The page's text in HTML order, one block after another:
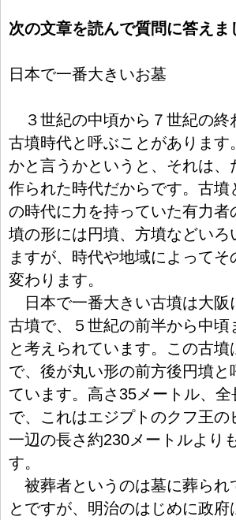
次の文章を読んで質問に答えま
日 本で一番大きいお墓
３世紀の中頃から ７ 世紀の終
古墳時代と 呼ぶことがあります
かと言うかというと、それは、
作られた時代だからです。 古墳
の時代に力 を持っていた有力者
墳の形には 円墳、 方墳などいろ
ますが、 時代や地域によってそ
変わります。
日 本で一番大きい古墳は大阪
古墳で、 ５ 世紀の前半から中頃
と考えられています。この古墳
で、 後が丸い形の前方後円墳と
ています。 高さ35メートル、 全
で、これはエジプトのクフ王の
一辺の長さ約230メートルより
す。
被葬者というのは墓に葬られ
とですが、 明治のはじめに政府